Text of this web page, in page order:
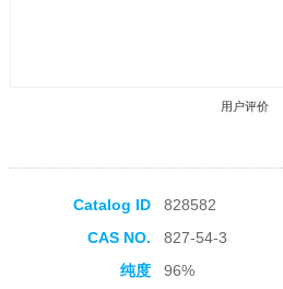
用户评价
Catalog ID
828582
CAS NO.
827-54-3
纯度
96%